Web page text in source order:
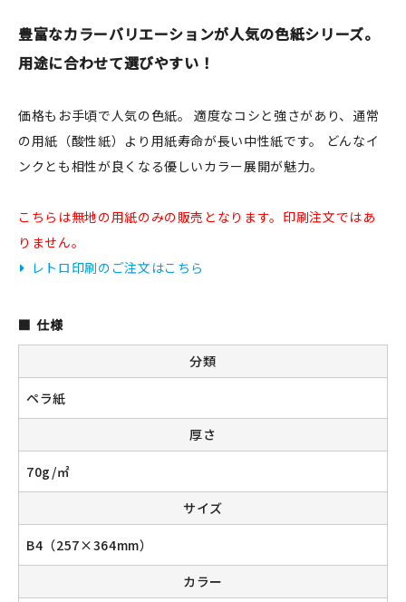
読みもの
ギャラリー
おしらせ
新規会員登録
ログイン
カートを見る
よくある質問
お問い合わせ
豊富なカラーバリエーションが人気の色紙シリーズ。
用途に合わせて選びやすい！
価格もお手頃で人気の色紙。 適度なコシと強さがあり、通常
の用紙（酸性紙）より用紙寿命が長い中性紙です。 どんなイ
ンクとも相性が良くなる優しいカラー展開が魅力。
こちらは無地の用紙のみの販売となります。印刷注文ではあ
りません。
レトロ印刷のご注文はこちら
仕様
分類
ペラ紙
厚さ
70g/㎡
サイズ
B4（257×364mm）
カラー